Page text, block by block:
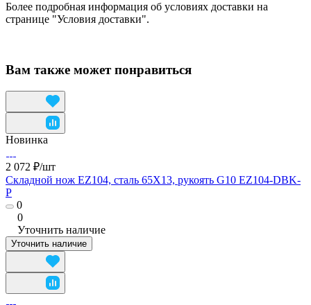
Более подробная информация об условиях доставки на
странице "Условия доставки".
Вам также может понравиться
Новинка
2 072 ₽/шт
Складной нож EZ104, сталь 65Х13, рукоять G10 EZ104-DBK-
P
0
0
Уточнить наличие
Уточнить наличие